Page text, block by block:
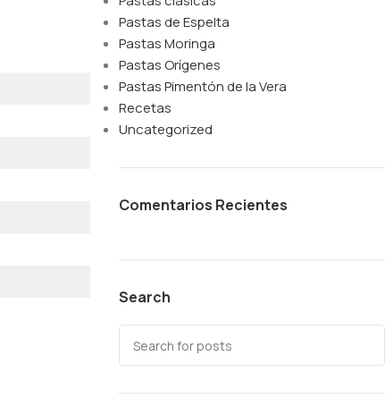
Pastas de Espelta
Pastas Moringa
Pastas Orígenes
Pastas Pimentón de la Vera
Recetas
Uncategorized
Comentarios Recientes
Search